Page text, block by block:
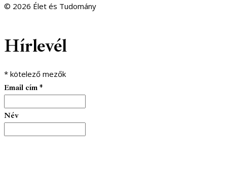
© 2026 Élet és Tudomány
Hírlevél
* kötelező mezők
Email cím *
Név